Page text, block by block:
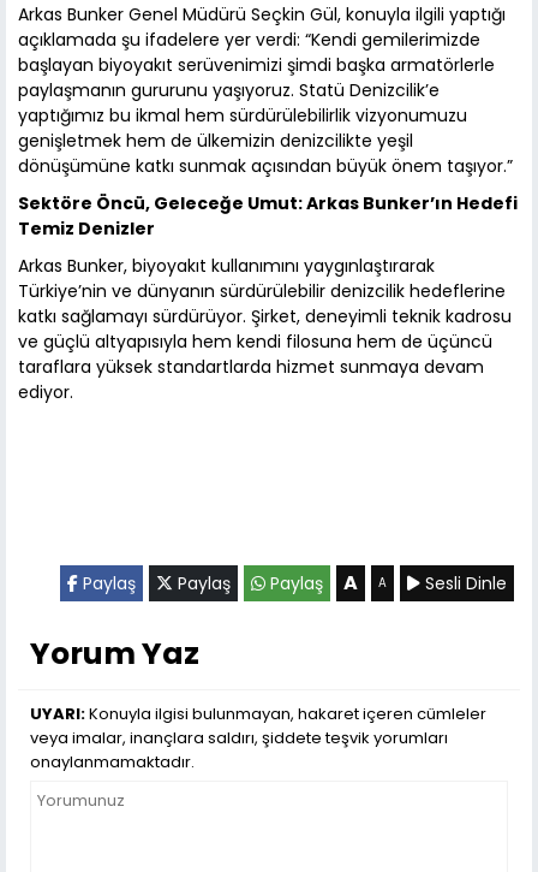
Arkas Bunker Genel Müdürü Seçkin Gül, konuyla ilgili yaptığı
açıklamada şu ifadelere yer verdi: “Kendi gemilerimizde
başlayan biyoyakıt serüvenimizi şimdi başka armatörlerle
paylaşmanın gururunu yaşıyoruz. Statü Denizcilik’e
yaptığımız bu ikmal hem sürdürülebilirlik vizyonumuzu
genişletmek hem de ülkemizin denizcilikte yeşil
dönüşümüne katkı sunmak açısından büyük önem taşıyor.”
Sektöre Öncü, Geleceğe Umut: Arkas Bunker’ın Hedefi
Temiz Denizler
Arkas Bunker, biyoyakıt kullanımını yaygınlaştırarak
Türkiye’nin ve dünyanın sürdürülebilir denizcilik hedeflerine
katkı sağlamayı sürdürüyor. Şirket, deneyimli teknik kadrosu
ve güçlü altyapısıyla hem kendi filosuna hem de üçüncü
taraflara yüksek standartlarda hizmet sunmaya devam
ediyor.
Paylaş Paylaş Paylaş A A Sesli Dinle
Yorum Yaz
UYARI:Konuyla ilgisi bulunmayan, hakaret içeren cümleler
veya imalar, inançlara saldırı, şiddete teşvik yorumları
onaylanmamaktadır.